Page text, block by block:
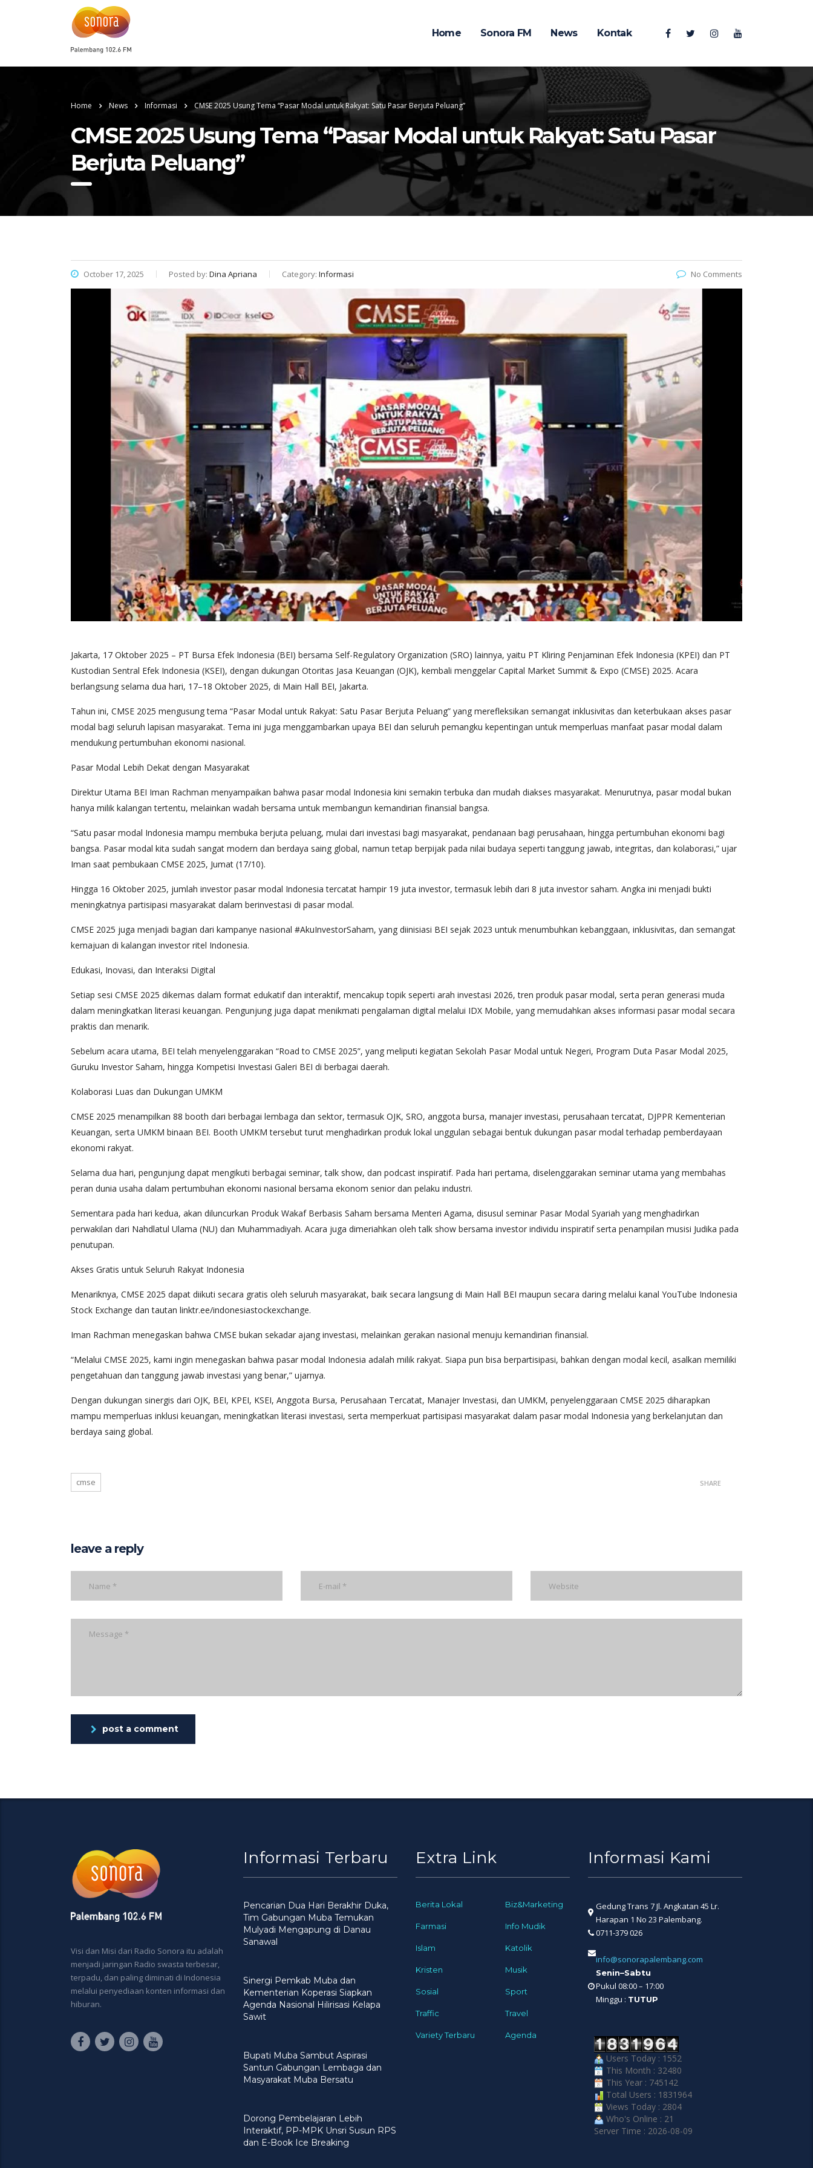
Home Sonora FM News Kontak
Home News Informasi CMSE 2025 Usung Tema “Pasar Modal untuk Rakyat: Satu Pasar Berjuta Peluang”
CMSE 2025 Usung Tema “Pasar Modal untuk Rakyat: Satu Pasar
Berjuta Peluang”
October 17, 2025 Posted by: Dina Apriana Category: Informasi No Comments
Jakarta, 17 Oktober 2025 – PT Bursa Efek Indonesia (BEI) bersama Self-Regulatory Organization (SRO) lainnya, yaitu PT Kliring Penjaminan Efek Indonesia (KPEI) dan PT
Kustodian Sentral Efek Indonesia (KSEI), dengan dukungan Otoritas Jasa Keuangan (OJK), kembali menggelar Capital Market Summit & Expo (CMSE) 2025. Acara
berlangsung selama dua hari, 17–18 Oktober 2025, di Main Hall BEI, Jakarta.
Tahun ini, CMSE 2025 mengusung tema “Pasar Modal untuk Rakyat: Satu Pasar Berjuta Peluang” yang merefleksikan semangat inklusivitas dan keterbukaan akses pasar
modal bagi seluruh lapisan masyarakat. Tema ini juga menggambarkan upaya BEI dan seluruh pemangku kepentingan untuk memperluas manfaat pasar modal dalam
mendukung pertumbuhan ekonomi nasional.
Pasar Modal Lebih Dekat dengan Masyarakat
Direktur Utama BEI Iman Rachman menyampaikan bahwa pasar modal Indonesia kini semakin terbuka dan mudah diakses masyarakat. Menurutnya, pasar modal bukan
hanya milik kalangan tertentu, melainkan wadah bersama untuk membangun kemandirian finansial bangsa.
“Satu pasar modal Indonesia mampu membuka berjuta peluang, mulai dari investasi bagi masyarakat, pendanaan bagi perusahaan, hingga pertumbuhan ekonomi bagi
bangsa. Pasar modal kita sudah sangat modern dan berdaya saing global, namun tetap berpijak pada nilai budaya seperti tanggung jawab, integritas, dan kolaborasi,” ujar
Iman saat pembukaan CMSE 2025, Jumat (17/10).
Hingga 16 Oktober 2025, jumlah investor pasar modal Indonesia tercatat hampir 19 juta investor, termasuk lebih dari 8 juta investor saham. Angka ini menjadi bukti
meningkatnya partisipasi masyarakat dalam berinvestasi di pasar modal.
CMSE 2025 juga menjadi bagian dari kampanye nasional #AkuInvestorSaham, yang diinisiasi BEI sejak 2023 untuk menumbuhkan kebanggaan, inklusivitas, dan semangat
kemajuan di kalangan investor ritel Indonesia.
Edukasi, Inovasi, dan Interaksi Digital
Setiap sesi CMSE 2025 dikemas dalam format edukatif dan interaktif, mencakup topik seperti arah investasi 2026, tren produk pasar modal, serta peran generasi muda
dalam meningkatkan literasi keuangan. Pengunjung juga dapat menikmati pengalaman digital melalui IDX Mobile, yang memudahkan akses informasi pasar modal secara
praktis dan menarik.
Sebelum acara utama, BEI telah menyelenggarakan “Road to CMSE 2025”, yang meliputi kegiatan Sekolah Pasar Modal untuk Negeri, Program Duta Pasar Modal 2025,
Guruku Investor Saham, hingga Kompetisi Investasi Galeri BEI di berbagai daerah.
Kolaborasi Luas dan Dukungan UMKM
CMSE 2025 menampilkan 88 booth dari berbagai lembaga dan sektor, termasuk OJK, SRO, anggota bursa, manajer investasi, perusahaan tercatat, DJPPR Kementerian
Keuangan, serta UMKM binaan BEI. Booth UMKM tersebut turut menghadirkan produk lokal unggulan sebagai bentuk dukungan pasar modal terhadap pemberdayaan
ekonomi rakyat.
Selama dua hari, pengunjung dapat mengikuti berbagai seminar, talk show, dan podcast inspiratif. Pada hari pertama, diselenggarakan seminar utama yang membahas
peran dunia usaha dalam pertumbuhan ekonomi nasional bersama ekonom senior dan pelaku industri.
Sementara pada hari kedua, akan diluncurkan Produk Wakaf Berbasis Saham bersama Menteri Agama, disusul seminar Pasar Modal Syariah yang menghadirkan
perwakilan dari Nahdlatul Ulama (NU) dan Muhammadiyah. Acara juga dimeriahkan oleh talk show bersama investor individu inspiratif serta penampilan musisi Judika pada
penutupan.
Akses Gratis untuk Seluruh Rakyat Indonesia
Menariknya, CMSE 2025 dapat diikuti secara gratis oleh seluruh masyarakat, baik secara langsung di Main Hall BEI maupun secara daring melalui kanal YouTube Indonesia
Stock Exchange dan tautan linktr.ee/indonesiastockexchange.
Iman Rachman menegaskan bahwa CMSE bukan sekadar ajang investasi, melainkan gerakan nasional menuju kemandirian finansial.
“Melalui CMSE 2025, kami ingin menegaskan bahwa pasar modal Indonesia adalah milik rakyat. Siapa pun bisa berpartisipasi, bahkan dengan modal kecil, asalkan memiliki
pengetahuan dan tanggung jawab investasi yang benar,” ujarnya.
Dengan dukungan sinergis dari OJK, BEI, KPEI, KSEI, Anggota Bursa, Perusahaan Tercatat, Manajer Investasi, dan UMKM, penyelenggaraan CMSE 2025 diharapkan
mampu memperluas inklusi keuangan, meningkatkan literasi investasi, serta memperkuat partisipasi masyarakat dalam pasar modal Indonesia yang berkelanjutan dan
berdaya saing global.
cmse SHARE
leave a reply
post a comment
Visi dan Misi dari Radio Sonora itu adalah
menjadi jaringan Radio swasta terbesar,
terpadu, dan paling diminati di Indonesia
melalui penyediaan konten informasi dan
hiburan.
Informasi Terbaru
Pencarian Dua Hari Berakhir Duka,
Tim Gabungan Muba Temukan
Mulyadi Mengapung di Danau
Sanawal
Sinergi Pemkab Muba dan
Kementerian Koperasi Siapkan
Agenda Nasional Hilirisasi Kelapa
Sawit
Bupati Muba Sambut Aspirasi
Santun Gabungan Lembaga dan
Masyarakat Muba Bersatu
Dorong Pembelajaran Lebih
Interaktif, PP-MPK Unsri Susun RPS
dan E-Book Ice Breaking
Extra Link
Berita Lokal Biz&Marketing
Farmasi Info Mudik
Islam Katolik
Kristen Musik
Sosial Sport
Traffic Travel
Variety Terbaru Agenda
Informasi Kami
Gedung Trans 7 Jl. Angkatan 45 Lr.
Harapan 1 No 23 Palembang.
0711-379 026
info@sonorapalembang.com
Senin–Sabtu
Pukul 08:00 – 17:00
Minggu : TUTUP
Users Today : 1552
This Month : 32480
This Year : 745142
Total Users : 1831964
Views Today : 2804
Who's Online : 21
Server Time : 2026-08-09